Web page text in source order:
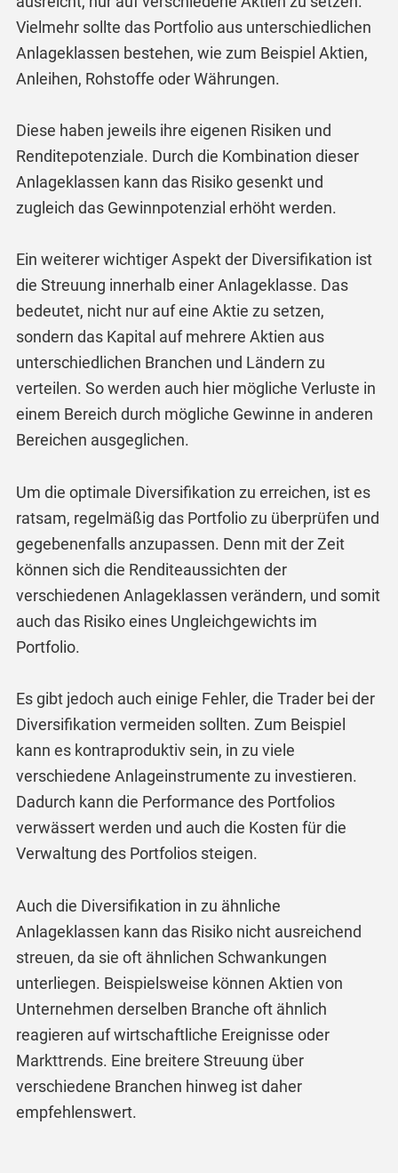
Vielmehr sollte das Portfolio aus unterschiedlichen
Anlageklassen bestehen, wie zum Beispiel Aktien,
Anleihen, Rohstoffe oder Währungen.
Diese haben jeweils ihre eigenen Risiken und
Renditepotenziale. Durch die Kombination dieser
Anlageklassen kann das Risiko gesenkt und
zugleich das Gewinnpotenzial erhöht werden.
Ein weiterer wichtiger Aspekt der Diversifikation ist
die Streuung innerhalb einer Anlageklasse. Das
bedeutet, nicht nur auf eine Aktie zu setzen,
sondern das Kapital auf mehrere Aktien aus
unterschiedlichen Branchen und Ländern zu
verteilen. So werden auch hier mögliche Verluste in
einem Bereich durch mögliche Gewinne in anderen
Bereichen ausgeglichen.
Um die optimale Diversifikation zu erreichen, ist es
ratsam, regelmäßig das Portfolio zu überprüfen und
gegebenenfalls anzupassen. Denn mit der Zeit
können sich die Renditeaussichten der
verschiedenen Anlageklassen verändern, und somit
auch das Risiko eines Ungleichgewichts im
Portfolio.
Es gibt jedoch auch einige Fehler, die Trader bei der
Diversifikation vermeiden sollten. Zum Beispiel
kann es kontraproduktiv sein, in zu viele
verschiedene Anlageinstrumente zu investieren.
Dadurch kann die Performance des Portfolios
verwässert werden und auch die Kosten für die
Verwaltung des Portfolios steigen.
Auch die Diversifikation in zu ähnliche
Anlageklassen kann das Risiko nicht ausreichend
streuen, da sie oft ähnlichen Schwankungen
unterliegen. Beispielsweise können Aktien von
Unternehmen derselben Branche oft ähnlich
reagieren auf wirtschaftliche Ereignisse oder
Markttrends. Eine breitere Streuung über
verschiedene Branchen hinweg ist daher
empfehlenswert.